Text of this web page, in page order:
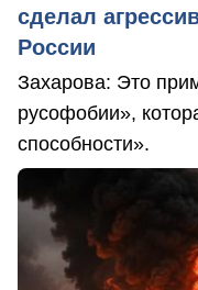
сделал
России
Захарова: Это
русофобии»,
способности».